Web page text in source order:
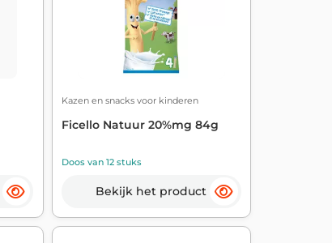
Kazen en snacks voor kinderen
Ficello Natuur 20%mg 84g
Doos van 12 stuks
Bekijk het product